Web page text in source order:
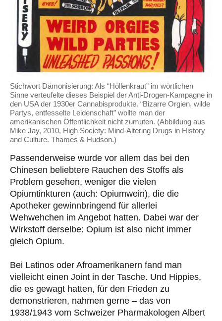
Stichwort Dämonisierung: Als “Höllenkraut” im wörtlichen
Sinne verteufelte dieses Beispiel der Anti-Drogen-Kampagne in
den USA der 1930er Cannabisprodukte. “Bizarre Orgien, wilde
Partys, entfesselte Leidenschaft” wollte man der
amerikanischen Öffentlichkeit nicht zumuten. (Abbildung aus
Mike Jay, 2010, High Society: Mind-Altering Drugs in History
and Culture. Thames & Hudson.)
Passenderweise wurde vor allem das bei den
Chinesen beliebtere Rauchen des Stoffs als
Problem gesehen, weniger die vielen
Opiumtinkturen (auch: Opiumwein), die die
Apotheker gewinnbringend für allerlei
Wehwehchen im Angebot hatten. Dabei war der
Wirkstoff derselbe: Opium ist also nicht immer
gleich Opium.
Bei Latinos oder Afroamerikanern fand man
vielleicht einen Joint in der Tasche. Und Hippies,
die es gewagt hatten, für den Frieden zu
demonstrieren, nahmen gerne – das von
1938/1943 vom Schweizer Pharmakologen Albert